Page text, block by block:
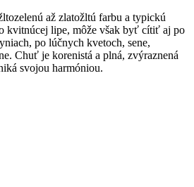
až zlatožltú farbu a typickú
kvitnúcej lipe, môže však byť cítiť aj po
po lúčnych kvetoch, sene,
Chuť je korenistá a plná, zvýraznená
svojou harmóniou.